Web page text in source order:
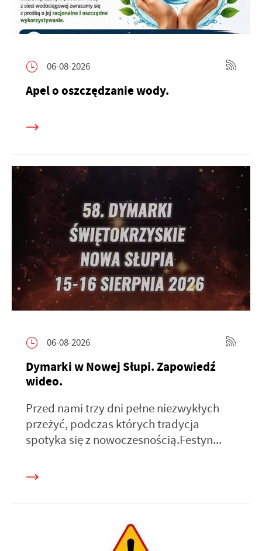
06-08-2026
Apel o oszczędzanie wody.
06-08-2026
Dymarki w Nowej Słupi. Zapowiedź
wideo.
Przed nami trzy dni pełne niezwykłych
przeżyć, podczas których tradycja
spotyka się z nowoczesnością.Festyn...